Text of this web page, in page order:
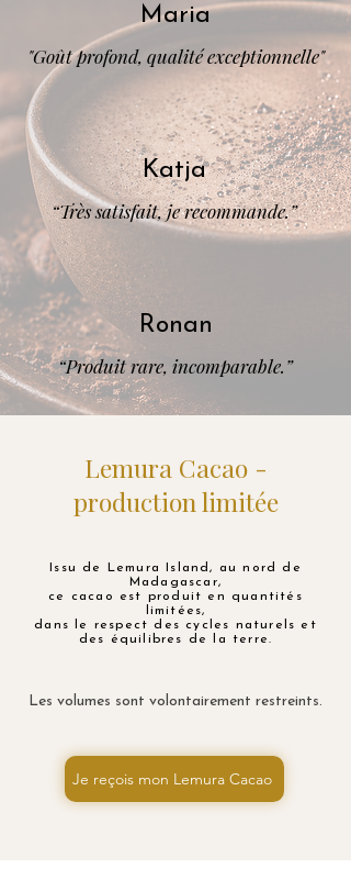
Maria
"Goût profond, qualité exceptionnelle"
Katja
“Très satisfait, je recommande.”
Ronan
“Produit rare, incomparable.”
Lemura Cacao -
production limitée
Issu de Lemura Island, au nord de
Madagascar,
ce cacao est produit en quantités
limitées,
dans le respect des cycles naturels et
des équilibres de la terre.
Les volumes sont volontairement restreints.
Je reçois mon Lemura Cacao